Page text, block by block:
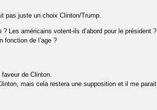
pas juste un choix Clinton/Trump.
Les américains votent-ils d’abord pour le président ?
fonction de l’age ?
de Clinton.
mais cela restera une supposition et il me parait